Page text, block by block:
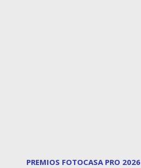
PREMIOS FOTOCASA PRO 2026